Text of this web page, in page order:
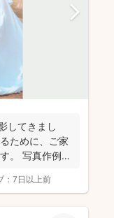
してきまし
ために、ご家
。 写真作例は
7日以上前